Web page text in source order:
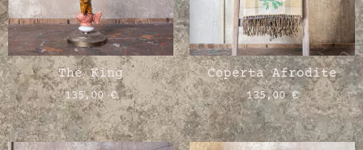
The King
135,00€
Coperta Afrodite
135,00€